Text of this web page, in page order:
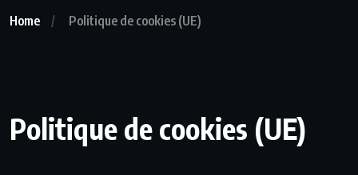
Home Politique de cookies (UE)
Politique de cookies (UE)